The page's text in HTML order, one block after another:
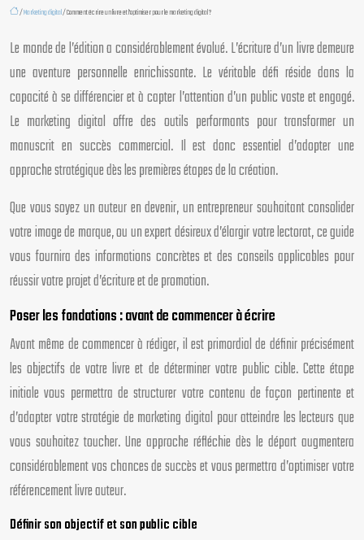
/Marketing digital/ Comment écrire un livre et l’optimiser pour le marketing digital ?
Le monde de l’édition a considérablement évolué. L’écriture d’un livre demeure
une aventure personnelle enrichissante. Le véritable défi réside dans la
capacité à se différencier et à capter l’attention d’un public vaste et engagé.
Le marketing digital offre des outils performants pour transformer un
manuscrit en succès commercial. Il est donc essentiel d’adopter une
approche stratégique dès les premières étapes de la création.
Que vous soyez un auteur en devenir, un entrepreneur souhaitant consolider
votre image de marque, ou un expert désireux d’élargir votre lectorat, ce guide
vous fournira des informations concrètes et des conseils applicables pour
réussir votre projet d’écriture et de promotion.
Poser les fondations : avant de commencer à écrire
Avant même de commencer à rédiger, il est primordial de définir précisément
les objectifs de votre livre et de déterminer votre public cible. Cette étape
initiale vous permettra de structurer votre contenu de façon pertinente et
d’adapter votre stratégie de marketing digital pour atteindre les lecteurs que
vous souhaitez toucher. Une approche réfléchie dès le départ augmentera
considérablement vos chances de succès et vous permettra d’optimiser votre
référencement livre auteur.
Définir son objectif et son public cible